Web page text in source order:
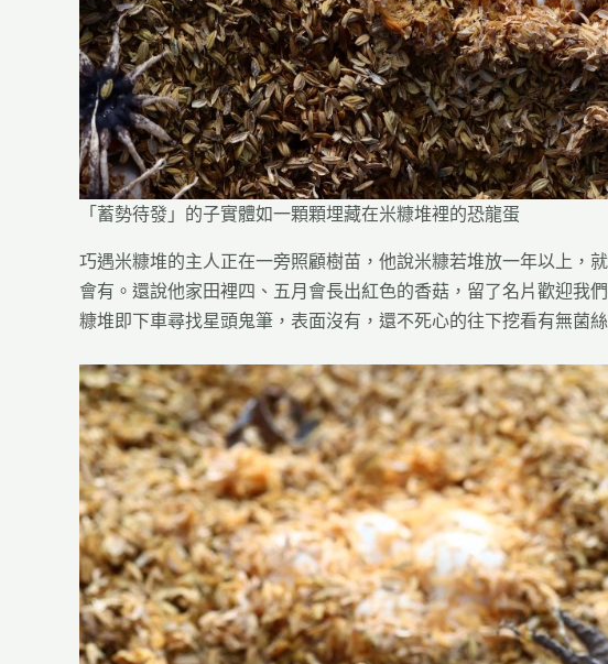
「蓄勢待發」的子實體如一顆顆埋藏在米糠堆裡的恐龍蛋
巧遇米糠堆的主人正在一旁照顧樹苗，他說米糠若堆放一年以上，
會有。還說他家田裡四、五月會長出紅色的香菇，留了名片歡迎我
糠堆即下車尋找星頭鬼筆，表面沒有，還不死心的往下挖看有無菌